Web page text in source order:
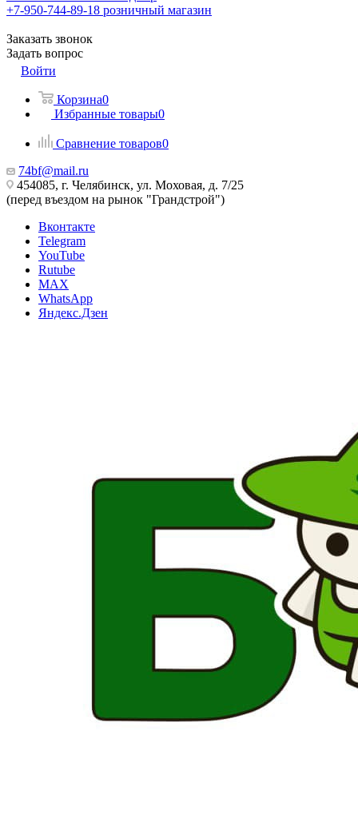
+7-950-744-89-18 розничный магазин
Заказать звонок
Задать вопрос
Войти
Корзина0
Избранные товары0
Сравнение товаров0
74bf@mail.ru
454085, г. Челябинск, ул. Моховая, д. 7/25
(перед въездом на рынок "Грандстрой")
Вконтакте
Telegram
YouTube
Rutube
MAX
WhatsApp
Яндекс.Дзен